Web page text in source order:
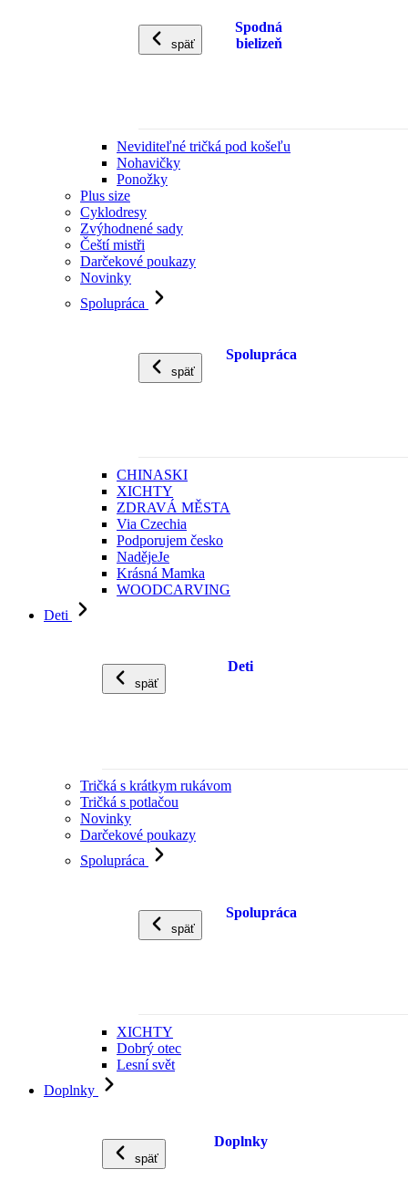
späť
Spodná
bielizeň
Neviditeľné tričká pod košeľu
Nohavičky
Ponožky
Plus size
Cyklodresy
Zvýhodnené sady
Čeští mistři
Darčekové poukazy
Novinky
Spolupráca
späť
Spolupráca
CHINASKI
XICHTY
ZDRAVÁ MĚSTA
Via Czechia
Podporujem česko
NadějeJe
Krásná Mamka
WOODCARVING
Deti
späť
Deti
Tričká s krátkym rukávom
Tričká s potlačou
Novinky
Darčekové poukazy
Spolupráca
späť
Spolupráca
XICHTY
Dobrý otec
Lesní svět
Doplnky
späť
Doplnky